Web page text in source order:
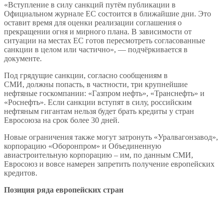
«Вступление в силу санкций путём публикации в
Официальном журнале ЕС состоится в ближайшие дни. Это
оставит время для оценки реализации соглашения о
прекращении огня и мирного плана. В зависимости от
ситуации на местах ЕС готов пересмотреть согласованные
санкции в целом или частично», — подчёркивается в
документе.
Под грядущие санкции, согласно сообщениям в
СМИ, должны попасть, в частности, три крупнейшие
нефтяные госкомпании: «Газпром нефть», «Транснефть» и
«Роснефть». Если санкции вступят в силу, российским
нефтяным гигантам нельзя будет брать кредиты у стран
Евросоюза на срок более 30 дней.
Новые ограничения также могут затронуть «Уралвагонзавод»,
корпорацию «Оборонпром» и Объединенную
авиастроительную корпорацию – им, по данным СМИ,
Евросоюз и вовсе намерен запретить получение европейских
кредитов.
Позиция ряда европейских стран